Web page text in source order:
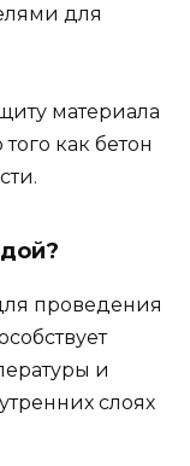
для
материала
как бетон
проведения
и
слоях